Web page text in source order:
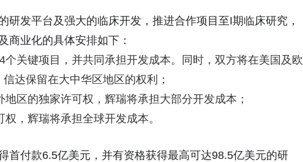
研发平台及强大的临床开发，推进合作项目至I期临床研究，
商业化的具体安排如下：
关键项目，并共同承担开发成本。同时，双方将在美国及欧
达保留在大中华区地区的权利；
区的独家许可权，辉瑞将承担大部分开发成本；
，辉瑞将承担全球开发成本。
首付款6.5亿美元，并有资格获得最高可达98.5亿美元的研